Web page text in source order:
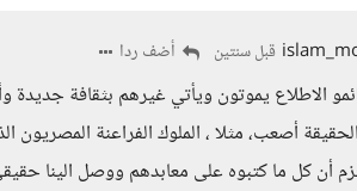
قبل سنتين أضف ردا
الاطلاع يموتون ويأتي غيرهم بثقافة جديدة
أصعب، مثلا ، الملوك الفراعنة المصريون
أن كل ما كتبوه على معابدهم ووصل الينا